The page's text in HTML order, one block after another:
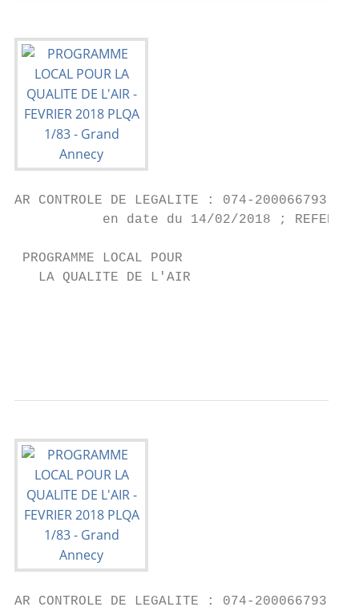
AR CONTROLE DE LEGALITE : 074-200066793-
en date du 14/02/2018 ;
PROGRAMME LOCAL POUR
   LA QUALITE DE L'AIR
AR CONTROLE DE LEGALITE : 074-200066793-